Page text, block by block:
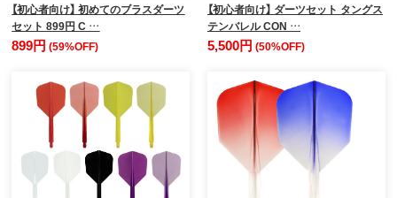
【初心者向け】 初めてのブラスダーツ
セット 899円 C …
899円(59%OFF)
【初心者向け】 ダーツセット タングス
テンバレル CON …
5,500円 (50%OFF)